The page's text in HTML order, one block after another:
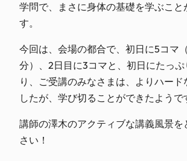
学問で、まさに身体の基礎を学ぶこと
す。
今回は、会場の都合で、初日に5コマ
分）、2日目に3コマと、初日にたっ
り、ご受講のみなさまは、よりハード
したが、学び切ることができたようで
講師の澤木のアクティブな講義風景を
さい！